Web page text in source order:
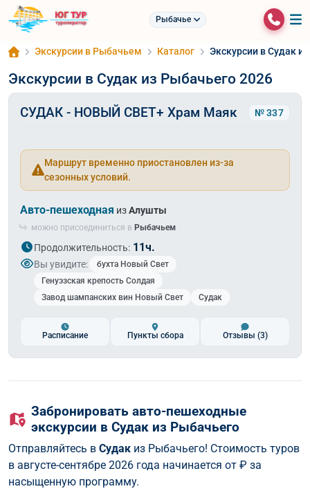
Рыбачье
Экскурсии в Рыбачьем Каталог Экскурсии в Судак
Экскурсии в Судак из Рыбачьего 2026
СУДАК - НОВЫЙ СВЕТ+ Храм Маяк № 337
Маршрут временно приостановлен из-за
сезонных условий.
Авто-пешеходная изАлушты
можно присоединиться в Рыбачьем
Продолжительность: 11ч.
Вы увидите:
бухта Новый Свет
Генуэзская крепость Солдая
Завод шампанских вин Новый Свет
Судак
Расписание Пункты сбора Отзывы (3)
Забронировать авто-пешеходные
экскурсии в Судак из Рыбачьего
Отправляйтесь в Судак из Рыбачьего! Стоимость туров
в августе-сентябре 2026 года начинается от ₽ за
насыщенную программу.